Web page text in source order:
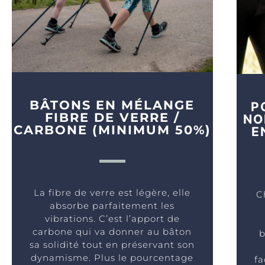
BÂTONS EN MÉLANGE
FIBRE DE VERRE /
CARBONE (MINIMUM 50%)
La fibre de verre est légère, elle
absorbe parfaitement les
vibrations. C’est l’apport de
carbone qui va donner au bâton
sa solidité tout en préservant son
dynamisme. Plus le pourcentage